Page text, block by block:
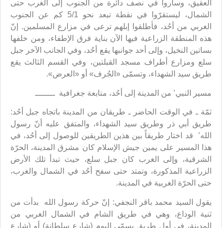
العقيق، وساروا في نصف دائرة من الجنوب إلى الغرب حتى
الشمال، ليستقرّوا في نقطة تبعد نحو 5/1 كم عن الجنوب
الغربي من أحُد، فأطلقوا إبلهم ترعى في مزارع المسلمين. إنّ
هذه المنطقة الزراعية فيها الآن بناية فرق الإطفاء، ومن خلفها
بساتين النخيل، وإلى أحد جوانبها يقع أحُد، وفي الجانب الآخر جبل
سلع ومزارع أطراف مسجد القبلتين، وفي القسم الثالث يقع
طريق سيد الشهداء، وتسمّى «الجُرف» أو «العرض».
مسير النبي’ من المدينة إلى أحُد، متابعة جغرافية ــــــــ
ثمّة ـ في الوقت الحاضر ـ طريقان من المدينة باتجاه جبل أحُد:
طريق أبي ذر وطريق سيد الشهداء، والمتفق عليه أنّ رسول
الله’ قد اختار طريقاً بين هذين الطريقين للوصول إلى أحُد، في
هذا المسير على يمين جيش الإسلام كان مشرق المدينة، الحرّة
الشرقية، وإلى الغرب كان جبل سلع، حيث تبدأ تلك الأرض
الزراعية المذكورة، وتمتد حتى سفح أحُد في الشمال والغرب،
حتى الحرّة الغربية في المدينة.
يقول السيد محمد باقر النجفي: إنّ حركة رسول الله بدأت من
ثنية الوداع، وهي في طريق الشام في الشمال الغربي من
المدينة، في أول طريقٍ يسمّى اليوم (شارع سلطانة) أو (شارع